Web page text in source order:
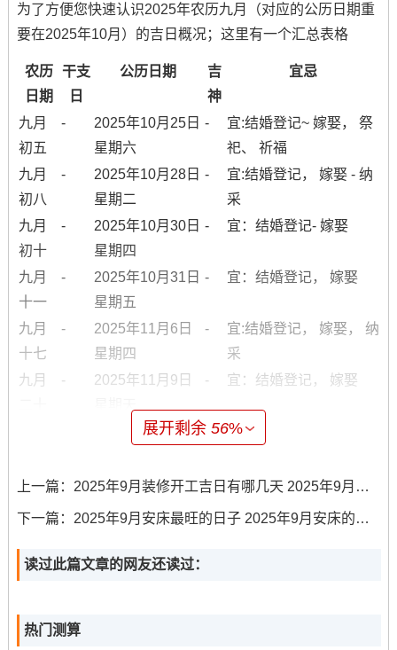
为了方便您快速认识2025年农历九月（对应的公历日期重
要在2025年10月）的吉日概况；这里有一个汇总表格
农历
日期
干支
日
公历日期
吉
神
宜忌
九月
初五
-
2025年10月25日
星期六
-
宜:结婚登记~ 嫁娶， 祭
祀、 祈福
九月
初八
-
2025年10月28日
星期二
-
宜:结婚登记， 嫁娶 - 纳
采
九月
初十
-
2025年10月30日
星期四
- 宜：结婚登记- 嫁娶
九月
十一
-
2025年10月31日
星期五
- 宜：结婚登记， 嫁娶
九月
十七
-
2025年11月6日
星期四
-
宜:结婚登记， 嫁娶， 纳
采
九月
-
2025年11月9日
- 宜：结婚登记， 嫁娶
2025年11月15日 - 宜：结婚登记， 嫁娶
九月
-
2025年11月17日
星期一
- 宜：结婚登记； 嫁娶
廿九
星期二
阅更专业的黄历或咨询专业人士.）
展开剩余56%
上一篇： 2025年9月装修开工吉日有哪几天 2025年9月装修开工吉日黄道吉日
下一篇： 2025年9月安床最旺的日子 2025年9月安床的吉日
读过此篇文章的网友还读过：
热门测算